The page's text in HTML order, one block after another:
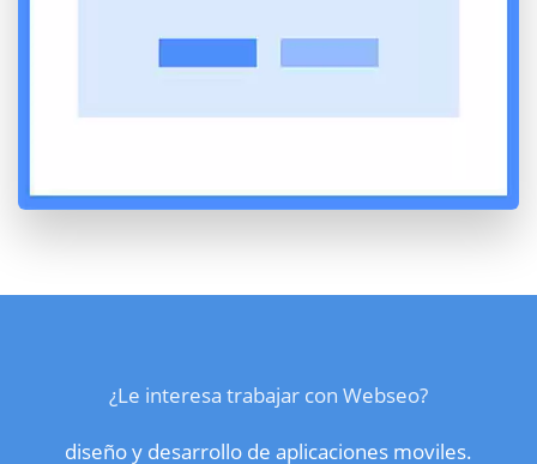
¿Le interesa trabajar con Webseo?
diseño y desarrollo de aplicaciones moviles.